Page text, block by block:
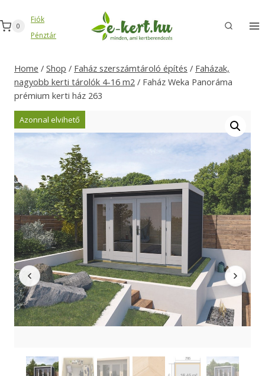
to
content
0
Fiók
Pénztár
Home / Shop / Faház szerszámtároló építés / Faházak,
nagyobb kerti tárolók 4-16 m2 / Faház Weka Panoráma
prémium kerti ház 263
Azonnal elvihető